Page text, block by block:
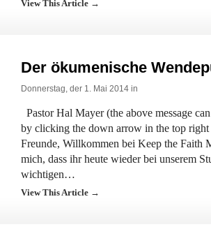
View This Article →
Der ökumenische
Donnerstag, der 1. Mai 2014 in
Pastor Hal Mayer (the above message
by clicking the down arrow in the top
Freunde, Willkommen bei Keep the Faith
mich, dass ihr heute wieder bei unserem
wichtigen…
View This Article →